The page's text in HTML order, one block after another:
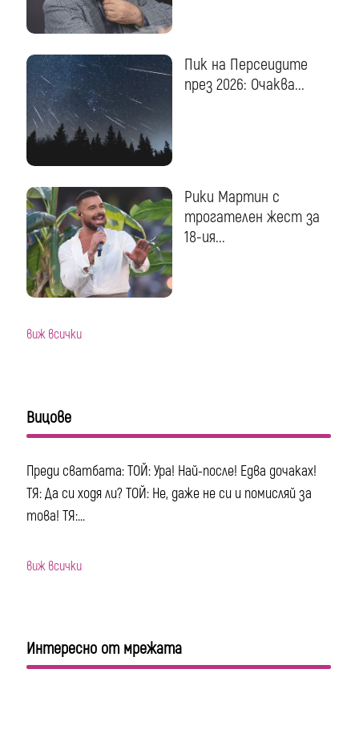
Пик на Персеидите
през 2026: Очаква...
Рики Мартин с
трогателен жест за
18-ия...
виж всички
Вицове
Преди сватбата: ТОЙ: Ура! Най-после! Едва дочаках!
ТЯ: Да си ходя ли? ТОЙ: Не, даже не си и помисляй за
това! ТЯ:...
виж всички
Интересно от мрежата